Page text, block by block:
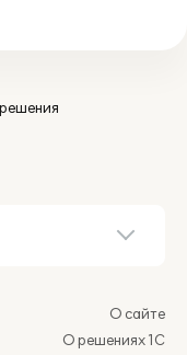
О сайте
О решениях 1С